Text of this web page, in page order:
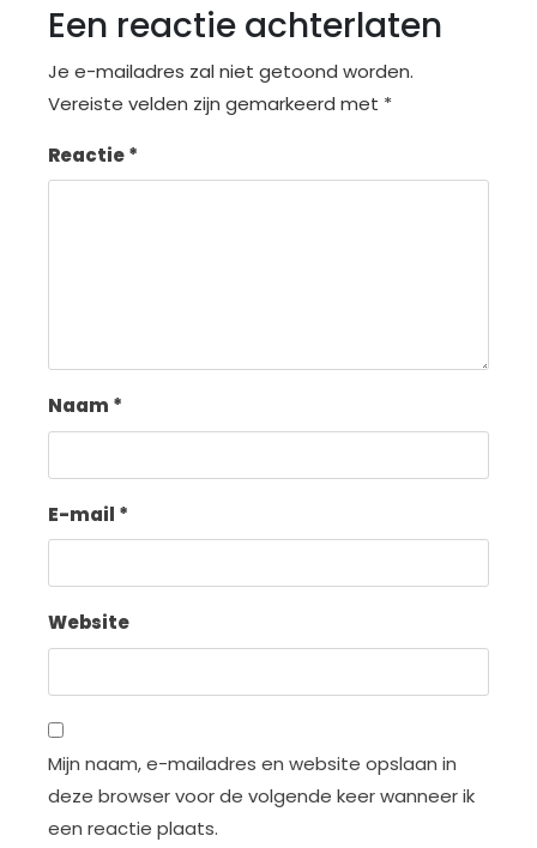
Een reactie achterlaten
Je e-mailadres zal niet getoond worden.
Vereiste velden zijn gemarkeerd met *
Reactie*
Naam *
E-mail *
Website
Mijn naam, e-mailadres en website opslaan in
deze browser voor de volgende keer wanneer ik
een reactie plaats.